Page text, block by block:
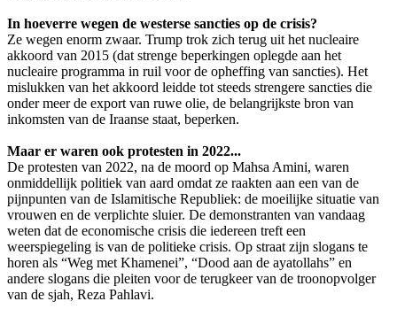
In hoeverre wegen de westerse sancties op de crisis?
Ze wegen enorm zwaar. Trump trok zich terug uit het nucleaire
akkoord van 2015 (dat strenge beperkingen oplegde aan het
nucleaire programma in ruil voor de opheffing van sancties). Het
mislukken van het akkoord leidde tot steeds strengere sancties die
onder meer de export van ruwe olie, de belangrijkste bron van
inkomsten van de Iraanse staat, beperken.
Maar er waren ook protesten in 2022...
De protesten van 2022, na de moord op Mahsa Amini, waren
onmiddellijk politiek van aard omdat ze raakten aan een van de
pijnpunten van de Islamitische Republiek: de moeilijke situatie van
vrouwen en de verplichte sluier. De demonstranten van vandaag
weten dat de economische crisis die iedereen treft een
weerspiegeling is van de politieke crisis. Op straat zijn slogans te
horen als “Weg met Khamenei”, “Dood aan de ayatollahs” en
andere slogans die pleiten voor de terugkeer van de troonopvolger
van de sjah, Reza Pahlavi.